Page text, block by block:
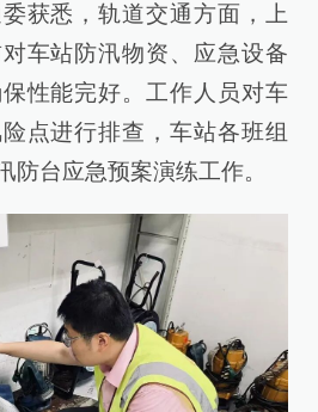
获悉，轨道交通方面，上
车站防汛物资、应急设备
性能完好。工作人员对车
点进行排查，车站各班组
防台应急预案演练工作。